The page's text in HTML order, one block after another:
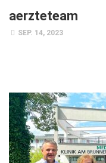
Forschung
Schönheit &
Special
Wirtschaft, Recht,
Zahn, Mund, Kiefer
aerzteteam
SEP. 14, 2023